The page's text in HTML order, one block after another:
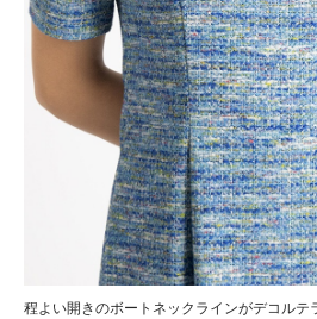
程よい開きのボートネックラインがデコルテ